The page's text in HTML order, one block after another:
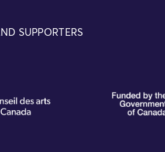
SUPPORTERS